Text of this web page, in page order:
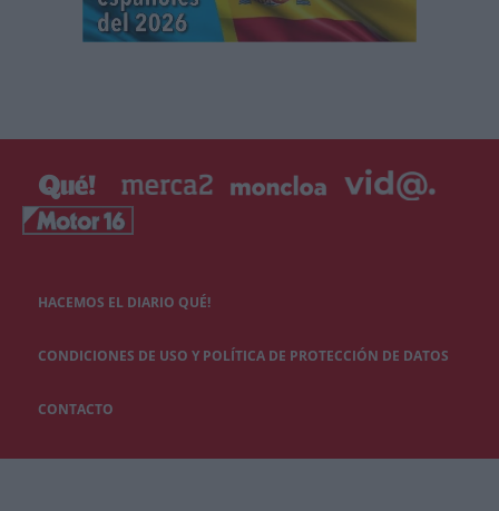
HACEMOS EL DIARIO QUÉ!
CONDICIONES DE USO Y POLÍTICA DE PROTECCIÓN DE DATOS
CONTACTO